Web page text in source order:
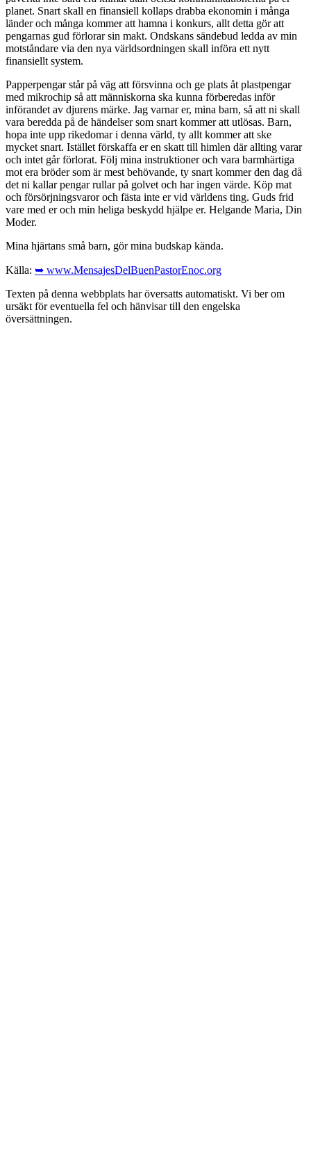
planet. Snart skall en finansiell kollaps drabba ekonomin i många
länder och många kommer att hamna i konkurs, allt detta gör att
pengarnas gud förlorar sin makt. Ondskans sändebud ledda av min
motståndare via den nya världsordningen skall införa ett nytt
finansiellt system.
Papperpengar står på väg att försvinna och ge plats åt plastpengar
med mikrochip så att människorna ska kunna förberedas inför
införandet av djurens märke. Jag varnar er, mina barn, så att ni skall
vara beredda på de händelser som snart kommer att utlösas. Barn,
hopa inte upp rikedomar i denna värld, ty allt kommer att ske
mycket snart. Istället förskaffa er en skatt till himlen där allting varar
och intet går förlorat. Följ mina instruktioner och vara barmhärtiga
mot era bröder som är mest behövande, ty snart kommer den dag då
det ni kallar pengar rullar på golvet och har ingen värde. Köp mat
och försörjningsvaror och fästa inte er vid världens ting. Guds frid
vare med er och min heliga beskydd hjälpe er. Helgande Maria, Din
Moder.
Mina hjärtans små barn, gör mina budskap kända.
Källa: ➥ www.MensajesDelBuenPastorEnoc.org
Texten på denna webbplats har översatts automatiskt. Vi ber om
ursäkt för eventuella fel och hänvisar till den engelska
översättningen.